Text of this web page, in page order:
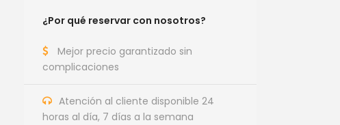
¿Por qué reservar con nosotros?
Mejor precio garantizado sin
complicaciones
Atención al cliente disponible 24
horas al día, 7 días a la semana